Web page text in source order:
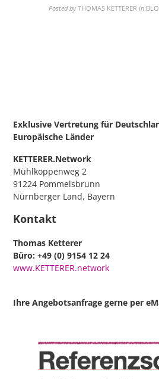
Posted by THOMAS KETTERER in
Exklusive Vertretung für
Europäische Länder
KETTERER.Network
Mühlkoppenweg 2
91224 Pommelsbrunn
Nürnberger Land, Bayern
Kontakt
Thomas Ketterer
Büro: +49 (0) 9154 12 24
www.KETTERER.network
Ihre Angebotsanfrage gerne per